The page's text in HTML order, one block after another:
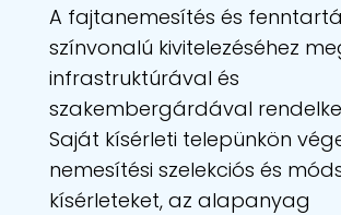
A fajtanemesítés és
színvonalú kivitelezéséhez
infrastruktúrával és
szakembergárdával
Saját kísérleti telepünkön
nemesítési szelekciós és
kísérleteket, az alapanyag